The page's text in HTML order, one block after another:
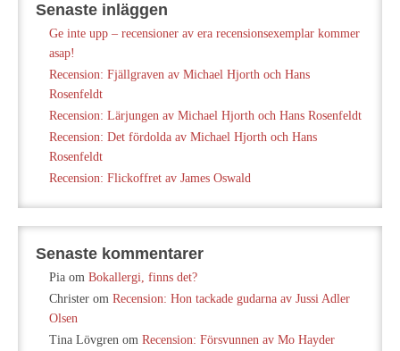
Senaste inläggen
Ge inte upp – recensioner av era recensionsexemplar kommer
asap!
Recension: Fjällgraven av Michael Hjorth och Hans
Rosenfeldt
Recension: Lärjungen av Michael Hjorth och Hans Rosenfeldt
Recension: Det fördolda av Michael Hjorth och Hans
Rosenfeldt
Recension: Flickoffret av James Oswald
Senaste kommentarer
Pia om Bokallergi, finns det?
Christer om Recension: Hon tackade gudarna av Jussi Adler
Olsen
Tina Lövgren om Recension: Försvunnen av Mo Hayder